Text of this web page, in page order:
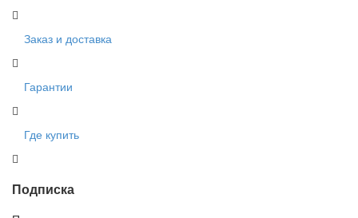
Заказ и доставка
Гарантии
Где купить
Подписка